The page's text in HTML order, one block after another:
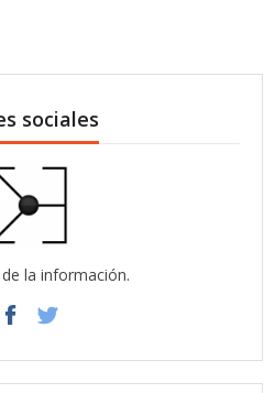
sociales
la información.